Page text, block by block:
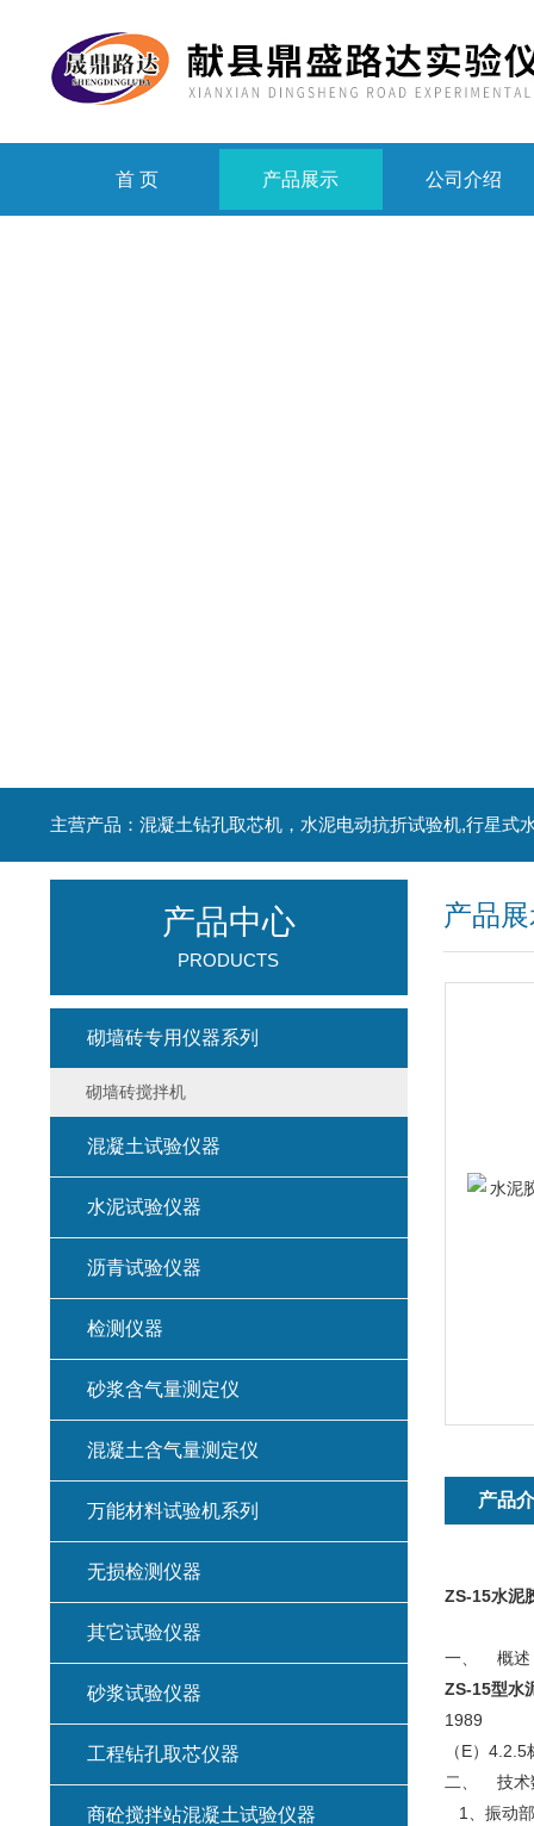
首 页 产品展示 公司介绍
产品
产品
ZS-15水泥
一、 概述
ZS-15型水
1989
（E）
二、 技术
1、振
产品中心
PRODUCTS
砌墙砖专用仪器系列
砌墙砖搅拌机
混凝土试验仪器
水泥试验仪器
沥青试验仪器
检测仪器
砂浆含气量测定仪
混凝土含气量测定仪
万能材料试验机系列
无损检测仪器
其它试验仪器
砂浆试验仪器
工程钻孔取芯仪器
商砼搅拌站混凝土试验仪器